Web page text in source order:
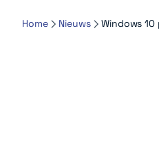
Home Nieuws Windows